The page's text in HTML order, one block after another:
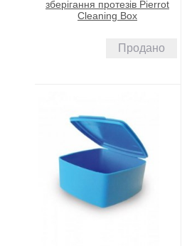
зберігання протезів Pierrot
Cleaning Box
Продано